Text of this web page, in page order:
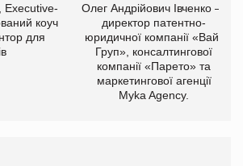
Executive-
коуч
для
Олег Андрійович Івченко —
директор патентно-
юридичної компанії «Вайз
Груп», консалтингової
компанії «Парето» та
маркетингової агенції
Myka Agency.